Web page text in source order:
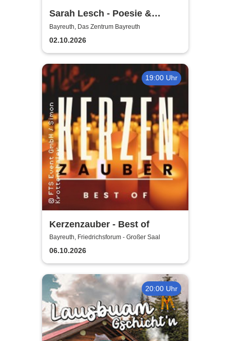
Sarah Lesch - Poesie &
Widerstand Tour
Bayreuth, Das Zentrum Bayreuth
02.10.2026
19:00 Uhr
Kerzenzauber - Best of
Bayreuth, Friedrichsforum - Großer Saal
06.10.2026
20:00 Uhr